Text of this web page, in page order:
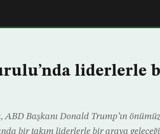
liderlerle
ABD Başkanı Donald Trump’ın
bir takım liderlerle bir araya